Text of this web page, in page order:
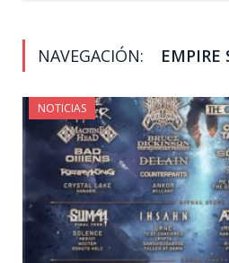
NAVEGACIÓN: EMPIRE
NOTICIAS